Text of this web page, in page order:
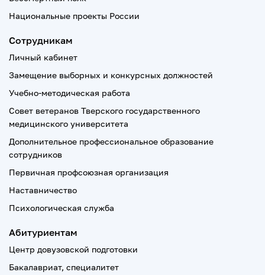
Национальные проекты России
Сотрудникам
Личный кабинет
Замещение выборных и конкурсных должностей
Учебно-методическая работа
Совет ветеранов Тверского государственного
медицинского университета
Дополнительное профессиональное образование
сотрудников
Первичная профсоюзная организация
Наставничество
Психологическая служба
Абитуриентам
Центр довузовской подготовки
Бакалавриат, специалитет